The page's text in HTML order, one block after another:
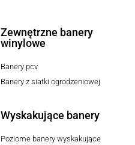
Zewnętrzne banery
winylowe
Banery pcv
Banery z siatki ogrodzeniowej
Wyskakujące banery
Poziome banery wyskakujące